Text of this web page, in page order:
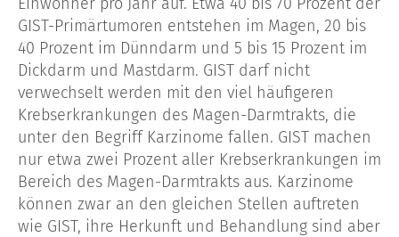
GIST-Primärtumoren entstehen im Magen, 20 bis
40 Prozent im Dünndarm und 5 bis 15 Prozent im
Dickdarm und Mastdarm. GIST darf nicht
verwechselt werden mit den viel häufigeren
Krebserkrankungen des Magen-Darmtrakts, die
unter den Begriff Karzinome fallen. GIST machen
nur etwa zwei Prozent aller Krebserkrankungen im
Bereich des Magen-Darmtrakts aus. Karzinome
können zwar an den gleichen Stellen auftreten
wie GIST, ihre Herkunft und Behandlung sind aber